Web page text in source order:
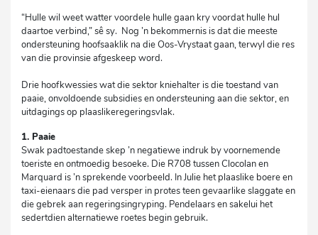
“Hulle wil weet watter voordele hulle gaan kry voordat hulle hul
daartoe verbind,” sê sy. Nog ’n bekommernis is dat die meeste
ondersteuning hoofsaaklik na die Oos-Vrystaat gaan, terwyl die res
van die provinsie afgeskeep word.
Drie hoofkwessies wat die sektor kniehalter is die toestand van
paaie, onvoldoende subsidies en ondersteuning aan die sektor, en
uitdagings op plaaslikeregeringsvlak.
1. Paaie
Swak padtoestande skep ’n negatiewe indruk by voornemende
toeriste en ontmoedig besoeke. Die R708 tussen Clocolan en
Marquard is ’n sprekende voorbeeld. In Julie het plaaslike boere en
taxi-eienaars die pad versper in protes teen gevaarlike slaggate en
die gebrek aan regeringsingryping. Pendelaars en sakelui het
sedertdien alternatiewe roetes begin gebruik.